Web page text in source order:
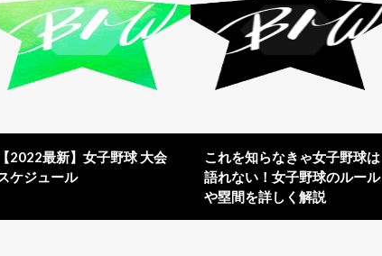
【2022最新】女子野球 大会
ケジュール
これを知らなきゃ女子野球は
語れない！女子野球のルール
や塁間を詳しく解説